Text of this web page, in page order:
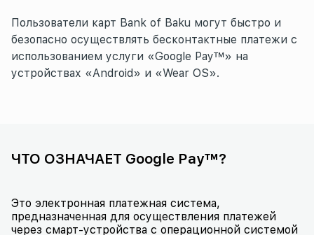
Пользователи карт Bank of Baku могут быстро и
безопасно осуществлять бесконтактные платежи с
использованием услуги «Google Pay™» на
устройствах «Android» и «Wear OS».
ЧТО ОЗНАЧАЕТ Google Pay™?
Это электронная платежная система,
предназначенная для осуществления платежей
через смарт-устройства с операционной системой